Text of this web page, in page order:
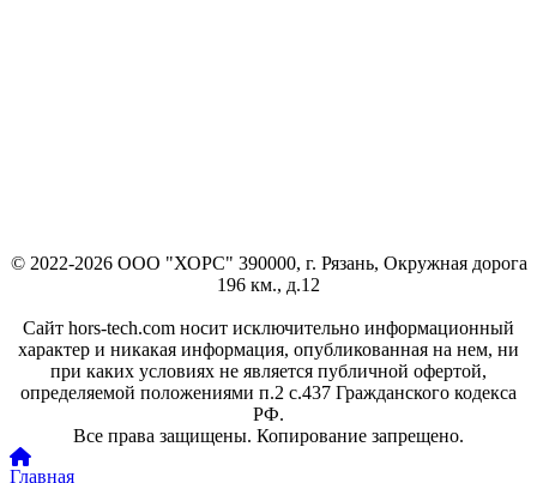
© 2022-2026 ООО "ХОРС" 390000, г. Рязань, Окружная дорога
196 км., д.12
Сайт hors-tech.com носит исключительно информационный
характер и никакая информация, опубликованная на нем, ни
при каких условиях не является публичной офертой,
определяемой положениями п.2 с.437 Гражданского кодекса
РФ.
Все права защищены. Копирование запрещено.
Главная